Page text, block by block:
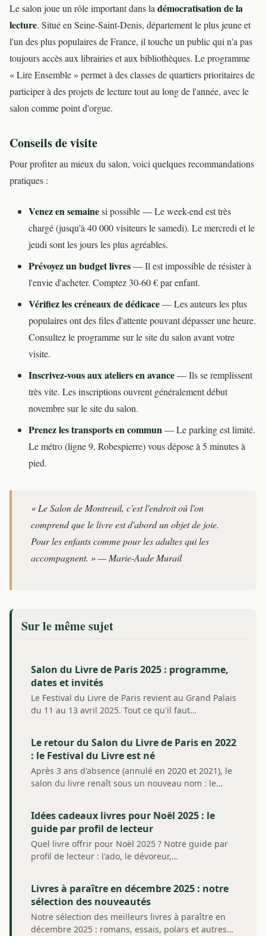
Le salon joue un rôle important dans ladémocratisation de la
lecture. Situé en Seine-Saint-Denis, département le plus jeune et
l'un des plus populaires de France, il touche un public qui n'a pas
toujours accès aux librairies et aux bibliothèques. Le programme
« Lire Ensemble » permet à des classes de quartiers prioritaires de
participer à des projets de lecture tout au long de l'année, avec le
salon comme point d'orgue.
Conseils de visite
Pour profiter au mieux du salon, voici quelques recommandations
pratiques :
Venez en semainesi possible — Le week-end est très
chargé (jusqu'à 40 000 visiteurs le samedi). Le mercredi et le
jeudi sont les jours les plus agréables.
Prévoyez un budget livres— Il est impossible de résister à
l'envie d'acheter. Comptez 30-60 € par enfant.
Vérifiez les créneaux de dédicace— Les auteurs les plus
populaires ont des files d'attente pouvant dépasser une heure.
Consultez le programme sur le site du salon avant votre
visite.
Inscrivez-vous aux ateliers en avance— Ils se remplissent
très vite. Les inscriptions ouvrent généralement début
novembre sur le site du salon.
Prenez les transports en commun— Le parking est limité.
Le métro (ligne 9, Robespierre) vous dépose à 5 minutes à
pied.
« Le Salon de Montreuil, c'est l'endroit où l'on
comprend que le livre est d'abord un objet de joie.
Pour les enfants comme pour les adultes qui les
accompagnent. » — Marie-Aude Murail
Sur le même sujet
Salon du Livre de Paris 2025 : programme,
dates et invités
Le Festival du Livre de Paris revient au Grand Palais
du 11 au 13 avril 2025. Tout ce qu'il faut…
Le retour du Salon du Livre de Paris en 2022
: le Festival du Livre est né
Après 3 ans d'absence (annulé en 2020 et 2021), le
salon du livre renaît sous un nouveau nom : le…
Idées cadeaux livres pour Noël 2025 : le
guide par profil de lecteur
Quel livre offrir pour Noël 2025 ? Notre guide par
profil de lecteur : l'ado, le dévoreur,…
Livres à paraître en décembre 2025 : notre
sélection des nouveautés
Notre sélection des meilleurs livres à paraître en
décembre 2025 : romans, essais, polars et autres…